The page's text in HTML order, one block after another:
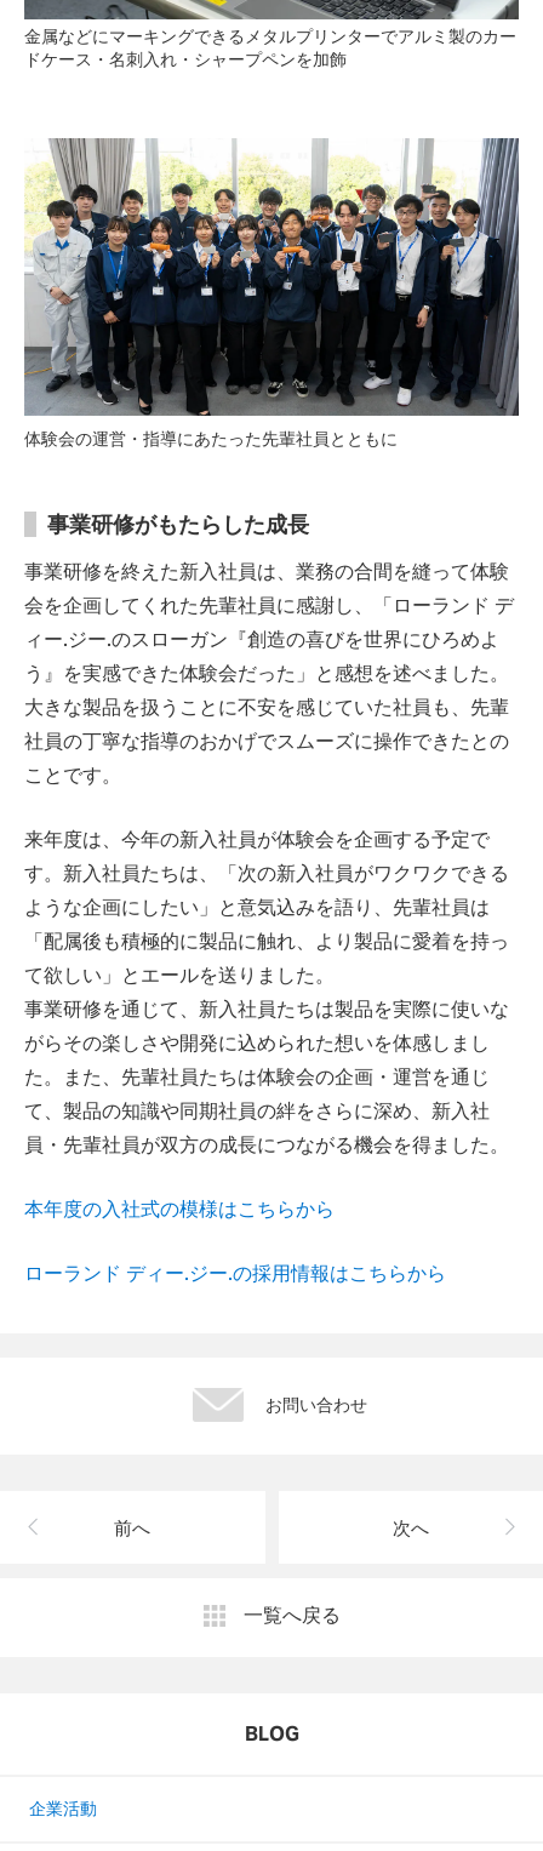
金属などにマーキングできるメタルプリンターでアルミ製のカー
ドケース・名刺入れ・シャープペンを加飾
体験会の運営・指導にあたった先輩社員とともに
事業研修がもたらした成長
事業研修を終えた新入社員は、業務の合間を縫って体験
会を企画してくれた先輩社員に感謝し、「ローランド デ
ィー.ジー.のスローガン『創造の喜びを世界にひろめよ
う』を実感できた体験会だった」と感想を述べました。
大きな製品を扱うことに不安を感じていた社員も、先輩
社員の丁寧な指導のおかげでスムーズに操作できたとの
ことです。
来年度は、今年の新入社員が体験会を企画する予定で
す。新入社員たちは、「次の新入社員がワクワクできる
ような企画にしたい」と意気込みを語り、先輩社員は
「配属後も積極的に製品に触れ、より製品に愛着を持っ
て欲しい」とエールを送りました。
事業研修を通じて、新入社員たちは製品を実際に使いな
がらその楽しさや開発に込められた想いを体感しまし
た。また、先輩社員たちは体験会の企画・運営を通じ
て、製品の知識や同期社員の絆をさらに深め、新入社
員・先輩社員が双方の成長につながる機会を得ました。
本年度の入社式の模様はこちらから
ローランド ディー.ジー.の採用情報はこちらから
お問い合わせ
前へ 次へ
一覧へ戻る
BLOG
企業活動